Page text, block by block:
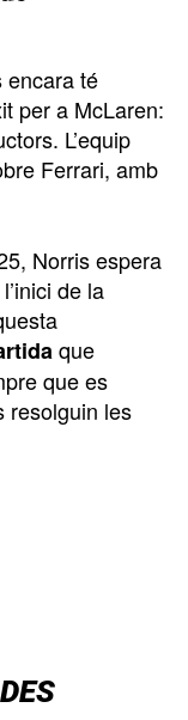
encara té
per a McLaren:
L’equip
Ferrari, amb
Norris espera
de la
que
que es
resolguin les